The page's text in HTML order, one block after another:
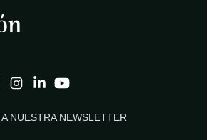
NUESTRA NEWSLETTER